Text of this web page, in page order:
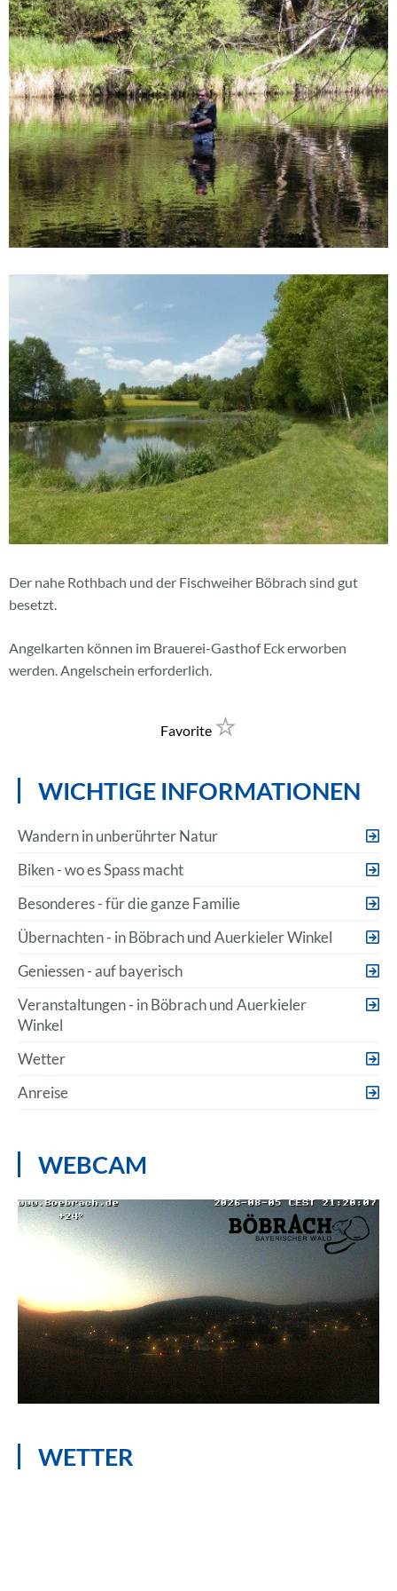
Der nahe Rothbach und der Fischweiher Böbrach sind gut
besetzt.
Angelkarten können im Brauerei-Gasthof Eck erworben
werden. Angelschein erforderlich.
Favorite
WICHTIGE INFORMATIONEN
Wandern in unberührter Natur
Biken - wo es Spass macht
Besonderes - für die ganze Familie
Übernachten - in Böbrach und Auerkieler Winkel
Geniessen - auf bayerisch
Veranstaltungen - in Böbrach und Auerkieler
Winkel
Wetter
Anreise
WEBCAM
WETTER